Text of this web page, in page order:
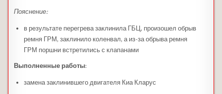
Пояснение:
в результате перегрева заклинила ГБЦ, произошел обрыв
ремня ГРМ, заклинило коленвал, а из-за обрыва ремня
ГРМ поршни встретились с клапанами
Выполненные работы:
замена заклинившего двигателя Киа Кларус